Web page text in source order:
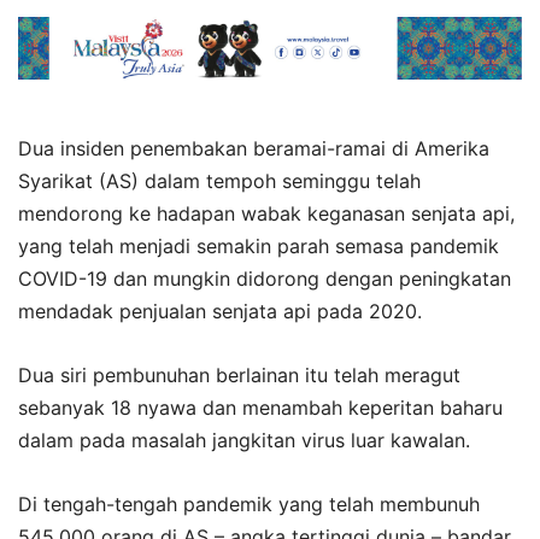
Dua insiden penembakan beramai-ramai di Amerika
Syarikat (AS) dalam tempoh seminggu telah
mendorong ke hadapan wabak keganasan senjata api,
yang telah menjadi semakin parah semasa pandemik
COVID-19 dan mungkin didorong dengan peningkatan
mendadak penjualan senjata api pada 2020.
Dua siri pembunuhan berlainan itu telah meragut
sebanyak 18 nyawa dan menambah keperitan baharu
dalam pada masalah jangkitan virus luar kawalan.
Di tengah-tengah pandemik yang telah membunuh